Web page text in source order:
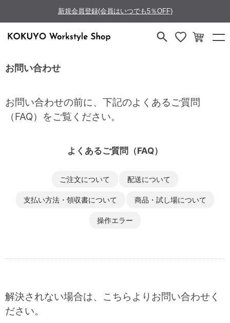
新規会員登録(会員はいつでも5％OFF)
お問い合わせ
お問い合わせの前に、下記のよくあるご質問
（FAQ）をご覧ください。
よくあるご質問（FAQ）
ご注文について 配送について
支払い方法・領収書について 商品・試し場について
操作エラー
解決されない場合は、こちらよりお問い合わせく
ださい。